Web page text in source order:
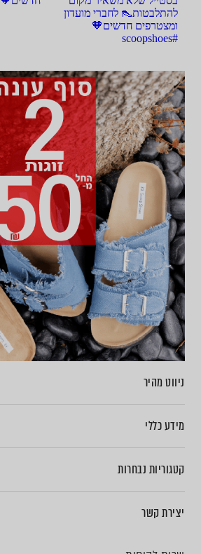
ניווט מהיר
מידע כללי
קטגוריות נבחרות
יצירת קשר